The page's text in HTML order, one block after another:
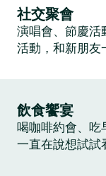
社交聚會
演唱會、節慶
活動，和新朋友
飲食饗宴
喝咖啡約會、吃
一直在說想試試